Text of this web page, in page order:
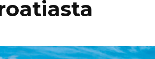
Fann-vuoristo
Hollanti